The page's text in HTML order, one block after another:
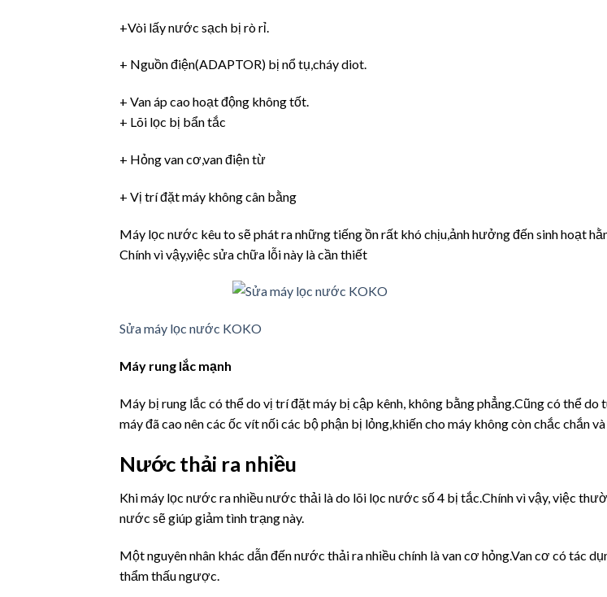
+Vòi lấy nước sạch bị rò rỉ.
+ Nguồn điện(ADAPTOR) bị nổ tụ,cháy diot.
+ Van áp cao hoạt động không tốt.
+ Lõi lọc bị bẩn tắc
+ Hỏng van cơ,van điện từ
+ Vị trí đặt máy không cân bằng
Máy lọc nước kêu to sẽ phát ra những tiếng ồn rất khó chịu,ảnh hưởng đến sinh hoạt
Chính vì vậy,việc sửa chữa lỗi này là cần thiết
Sửa máy lọc nước KOKO
Máy rung lắc mạnh
Máy bị rung lắc có thể do vị trí đặt máy bị cập kênh, không bằng phẳng.Cũng có thể do
máy đã cao nên các ốc vít nối các bộ phận bị lỏng,khiến cho máy không còn chắc chắn
Nước thải ra nhiều
Khi máy lọc nước ra nhiều nước thải là do lõi lọc nước số 4 bị tắc.Chính vì vậy, việc
nước sẽ giúp giảm tình trạng này.
Một nguyên nhân khác dẫn đến nước thải ra nhiều chính là van cơ hỏng.Van cơ có tác
thẩm thấu ngược.